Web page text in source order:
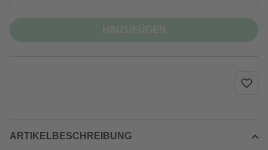
ARTIKELBESCHREIBUNG